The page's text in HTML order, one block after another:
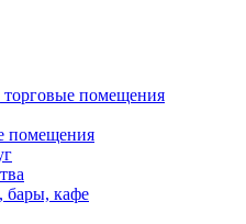
помещения
помещения
бары, кафе